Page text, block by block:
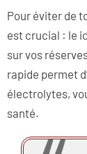
Pour éviter de
est crucial : le
sur vos
rapide permet
électrolytes,
santé.